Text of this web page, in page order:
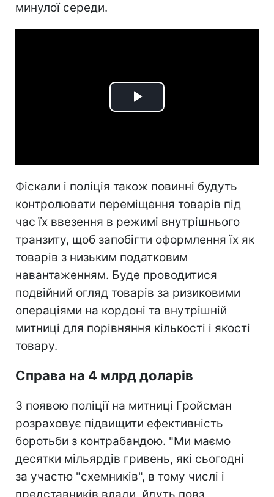
минулої середи.
Play
Фіскали і поліція також повинні будуть
контролювати переміщення товарів під
час їх ввезення в режимі внутрішнього
транзиту, щоб запобігти оформлення їх як
товарів з низьким податковим
навантаженням. Буде проводитися
подвійний огляд товарів за ризиковими
операціями на кордоні та внутрішній
митниці для порівняння кількості і якості
товару.
Справа на 4 млрд доларів
З появою поліції на митниці Гройсман
розраховує підвищити ефективність
боротьби з контрабандою. "Ми маємо
десятки мільярдів гривень, які сьогодні
за участю "схемників", в тому числі і
представників влади, йдуть повз